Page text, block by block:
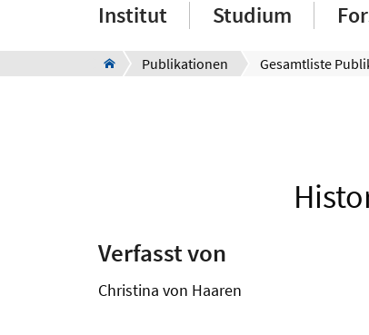
Institut Studium
Publikationen Gesamtliste
Verfasst von
Christina von Haaren